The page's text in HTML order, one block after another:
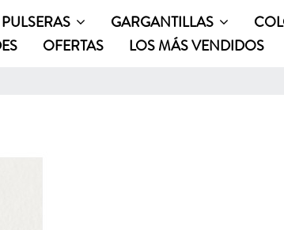
PULSERAS GARGANTILLAS
OFERTAS LOS MÁS VENDIDOS